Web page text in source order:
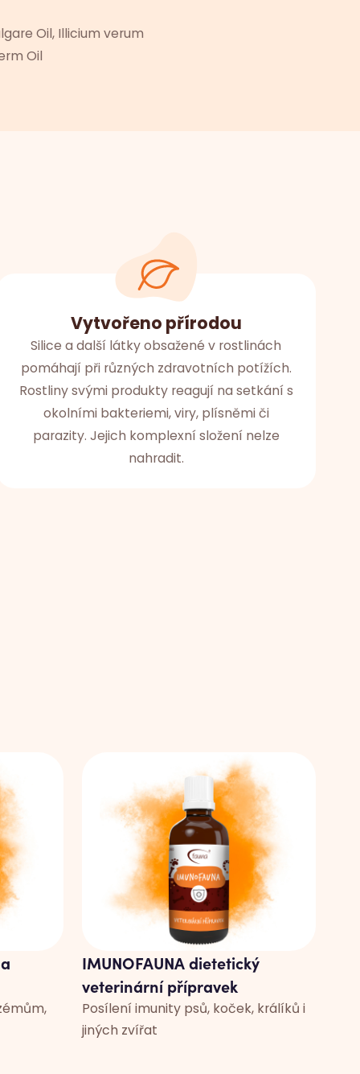
Oil, Illicium verum
Oil
Vytvořeno přírodou
Silice a další látky obsažené v rostlinách
pomáhají při různých zdravotních potížích.
Rostliny svými produkty reagují na setkání s
okolními bakteriemi, viry, plísněmi či
parazity. Jejich komplexní složení nelze
nahradit.
IMUNOFAUNA dietetický
veterinární přípravek
Posílení imunity psů, koček, králíků i
jiných zvířat